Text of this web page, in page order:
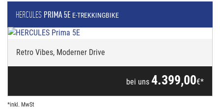
HERCULES PRIMA 5E E-TREKKINGBIKE
Retro Vibes, Moderner Drive
bei uns 4.399,00€*
*inkl. MwSt